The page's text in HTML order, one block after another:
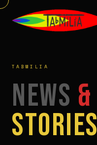
TABMILIA
News &
Stories